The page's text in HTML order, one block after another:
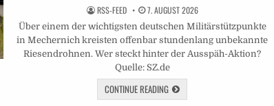
RSS-FEED 7. AUGUST 2026
Über einem der wichtigsten deutschen Militärstützpunkte
in Mechernich kreisten offenbar stundenlang unbekannte
Riesendrohnen. Wer steckt hinter der Ausspäh-Aktion?
Quelle: SZ.de
CONTINUE READING